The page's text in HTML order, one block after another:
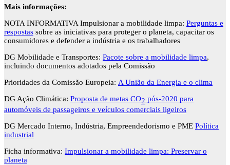
Mais informações:
NOTA INFORMATIVA Impulsionar a mobilidade limpa: Perguntas e
respostas sobre as iniciativas para proteger o planeta, capacitar os
consumidores e defender a indústria e os trabalhadores
DG Mobilidade e Transportes: Pacote sobre a mobilidade limpa,
incluindo documentos adotados pela Comissão
Prioridades da Comissão Europeia: A União da Energia e o clima
DG Ação Climática: Proposta de metas CO2 pós-2020 para
automóveis de passageiros e veículos comerciais ligeiros
DG Mercado Interno, Indústria, Empreendedorismo e PME Política
industrial
Ficha informativa: Impulsionar a mobilidade limpa: Preservar o
planeta